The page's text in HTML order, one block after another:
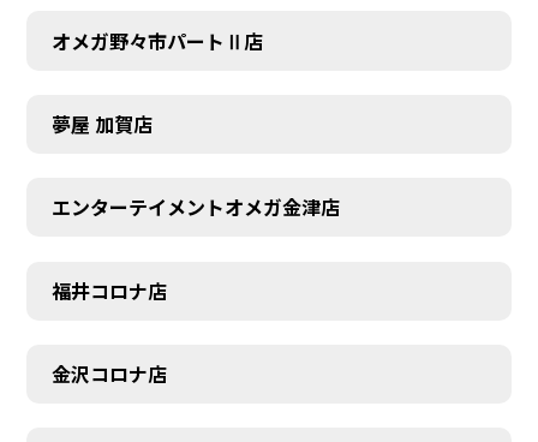
オメガ野々市パートⅡ店
夢屋 加賀店
エンターテイメントオメガ金津店
福井コロナ店
金沢コロナ店